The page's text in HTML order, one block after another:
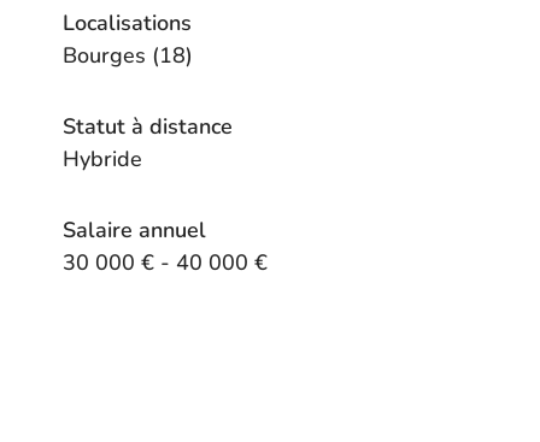
Localisations
Bourges (18)
Statut à distance
Hybride
Salaire annuel
30 000 € - 40 000 €